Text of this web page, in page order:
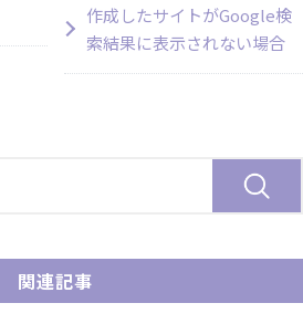
作成したサイトがGoogle検
索結果に表示されない場合
関連記事